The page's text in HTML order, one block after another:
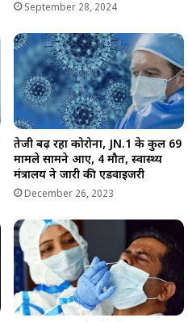
September 28, 2024
तेजी बढ़ रहा कोरोना, JN.1 के कुल 69
मामले सामने आए, 4 मौतें, स्वास्थ्य
मंत्रालय ने जारी की एडवाइजरी
December 26, 2023